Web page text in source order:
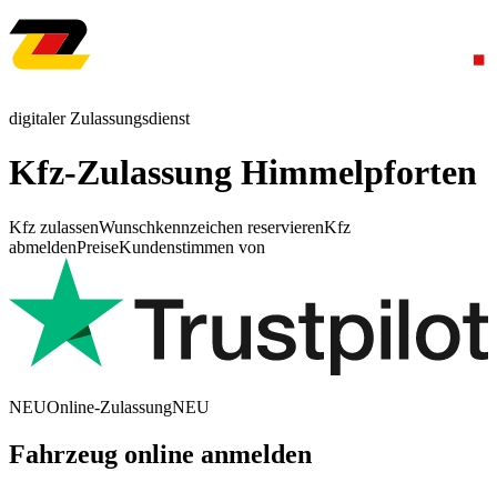
digitaler Zulassungsdienst
Kfz-Zulassung Himmelpforten
Kfz zulassenWunschkennzeichen reservierenKfz
abmeldenPreiseKundenstimmen von
NEUOnline-ZulassungNEU
Fahrzeug online anmelden